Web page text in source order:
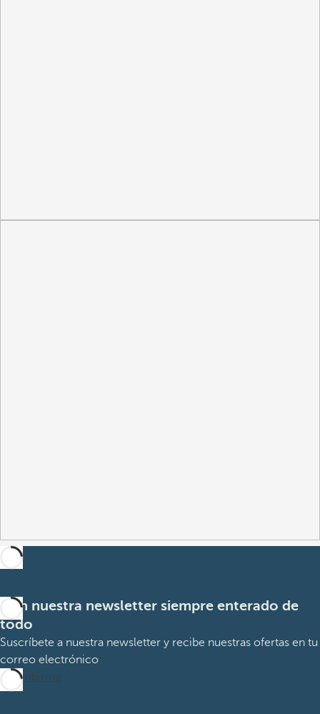
Con nuestra newsletter siempre enterado de
todo
Suscríbete a nuestra newsletter y recibe nuestras ofertas en tu
correo electrónico
Suscribirme